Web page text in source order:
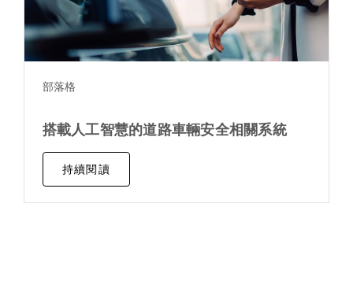
部落格
搭載人工智慧的道路車輛安全相關系統
持續閱讀